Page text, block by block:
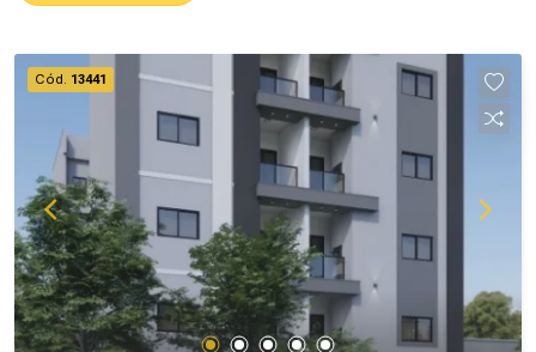
Cód. 13441